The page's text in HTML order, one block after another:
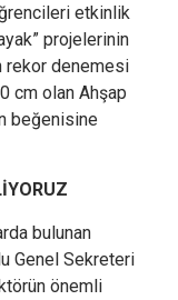
etkinlik
projelerinin
rekor denemesi
cm olan Ahşap
beğenisine
bulunan
Genel Sekreteri
önemli